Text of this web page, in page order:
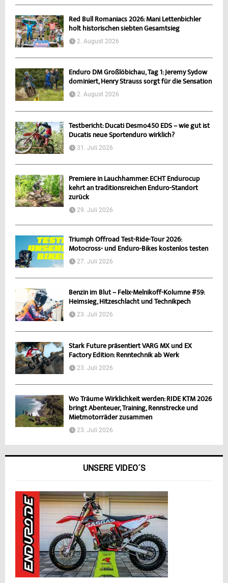
Red Bull Romaniacs 2026: Mani Lettenbichler
holt historischen siebten Gesamtsieg
2. August 2026
Enduro DM Großlöbichau, Tag 1: Jeremy Sydow
dominiert, Henry Strauss sorgt für die Sensation
2. August 2026
Testbericht: Ducati Desmo450 EDS – wie gut ist
Ducatis neue Sportenduro wirklich?
31. Juli 2026
Premiere in Lauchhammer: ECHT Endurocup
kehrt an traditionsreichen Enduro-Standort
zurück
29. Juli 2026
Triumph Offroad Test-Ride-Tour 2026:
Motocross- und Enduro-Bikes kostenlos testen
27. Juli 2026
Benzin im Blut – Felix-Melnikoff-Kolumne #59:
Heimsieg, Hitzeschlacht und Technikpech
23. Juli 2026
Stark Future präsentiert VARG MX und EX
Factory Edition: Renntechnik ab Werk
23. Juli 2026
Wo Träume Wirklichkeit werden: RIDE KTM 2026
bringt Abenteuer, Training, Rennstrecke und
Mietmotorräder zusammen
23. Juli 2026
UNSERE VIDEO´S